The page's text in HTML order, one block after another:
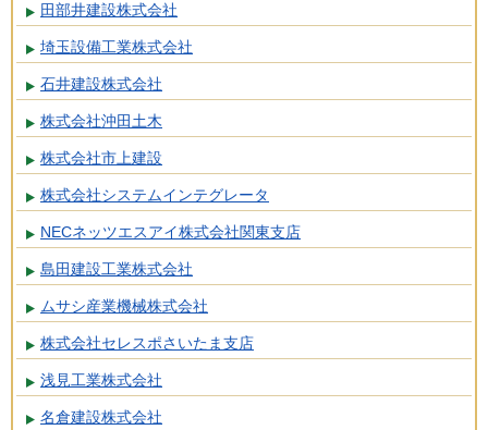
田部井建設株式会社
埼玉設備工業株式会社
石井建設株式会社
株式会社沖田土木
株式会社市上建設
株式会社システムインテグレータ
NECネッツエスアイ株式会社関東支店
島田建設工業株式会社
ムサシ産業機械株式会社
株式会社セレスポさいたま支店
浅見工業株式会社
名倉建設株式会社